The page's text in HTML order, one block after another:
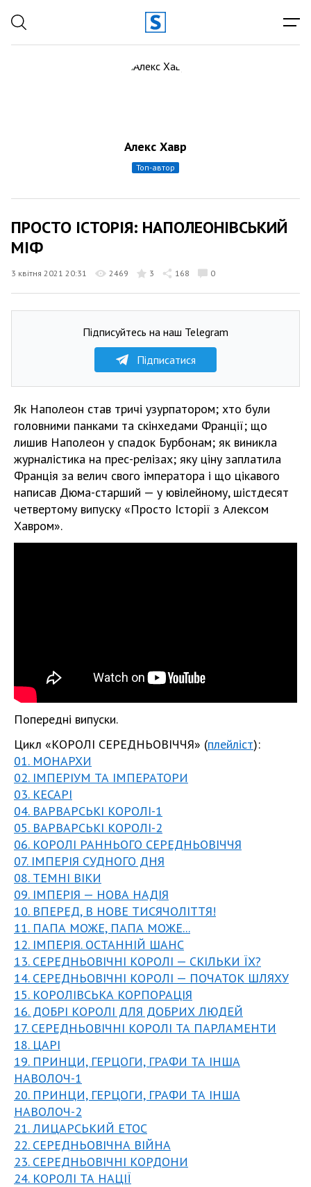
Алекс Хавр
топ-автор
ПРОСТО ІСТОРІЯ: НАПОЛЕОНІВСЬКИЙ
МІФ
3 квітня 2021 20:31 2469 3 168 0
Підписуйтесь на наш Telegram
Підписатися
Як Наполеон став тричі узурпатором; хто були
головними панками та скінхедами Франції; що
лишив Наполеон у спадок Бурбонам; як виникла
журналістика на прес-релізах; яку ціну заплатила
Франція за велич свого імператора і що цікавого
написав Дюма-старший — у ювілейному, шістдесят
четвертому випуску «Просто Історії з Алексом
Хавром».
Попередні випуски.
Цикл «КОРОЛІ СЕРЕДНЬОВІЧЧЯ» (плейліст):
01. МОНАРХИ
02. ІМПЕРІУМ ТА ІМПЕРАТОРИ
03. КЕСАРІ
04. ВАРВАРСЬКІ КОРОЛІ-1
05. ВАРВАРСЬКІ КОРОЛІ-2
06. КОРОЛІ РАННЬОГО СЕРЕДНЬОВІЧЧЯ
07. ІМПЕРІЯ СУДНОГО ДНЯ
08. ТЕМНІ ВІКИ
09. ІМПЕРІЯ — НОВА НАДІЯ
10. ВПЕРЕД, В НОВЕ ТИСЯЧОЛІТТЯ!
11. ПАПА МОЖЕ, ПАПА МОЖЕ...
12. ІМПЕРІЯ. ОСТАННІЙ ШАНС
13. СЕРЕДНЬОВІЧНІ КОРОЛІ — СКІЛЬКИ ЇХ?
14. СЕРЕДНЬОВІЧНІ КОРОЛІ — ПОЧАТОК ШЛЯХУ
15. КОРОЛІВСЬКА КОРПОРАЦІЯ
16. ДОБРІ КОРОЛІ ДЛЯ ДОБРИХ ЛЮДЕЙ
17. СЕРЕДНЬОВІЧНІ КОРОЛІ ТА ПАРЛАМЕНТИ
18. ЦАРІ
19. ПРИНЦИ, ГЕРЦОГИ, ГРАФИ ТА ІНША
НАВОЛОЧ-1
20. ПРИНЦИ, ГЕРЦОГИ, ГРАФИ ТА ІНША
НАВОЛОЧ-2
21. ЛИЦАРСЬКИЙ ЕТОС
22. СЕРЕДНЬОВІЧНА ВІЙНА
23. СЕРЕДНЬОВІЧНІ КОРДОНИ
24. КОРОЛІ ТА НАЦІЇ